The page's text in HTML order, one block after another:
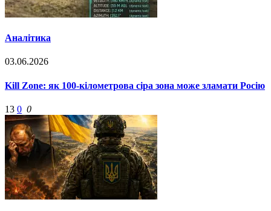
Аналітика
03.06.2026
Kill Zone: як 100-кілометрова сіра зона може зламати Росію
13 0 0